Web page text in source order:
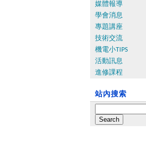
媒體報導
學會消息
專題講座
技術交流
機電小TIPS
活動訊息
進修課程
站內搜索
for: